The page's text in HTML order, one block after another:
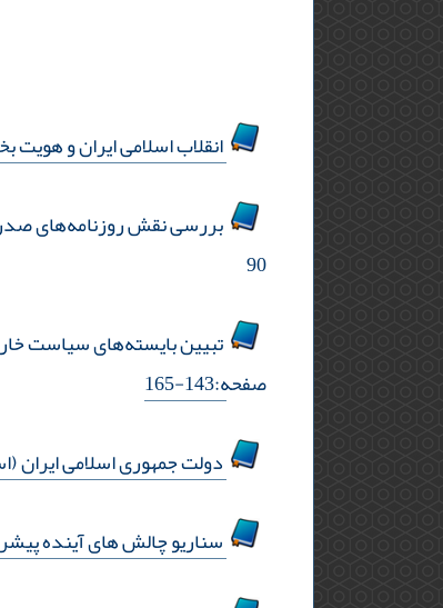
انقلاب اسلامی ایران و
بررسی نقش روزنامه‌های
90
تبیین بایسته‌های سیاست
صفحه:143-165
دولت جمهوری اسلامی ایران
سناریو چالش های آینده